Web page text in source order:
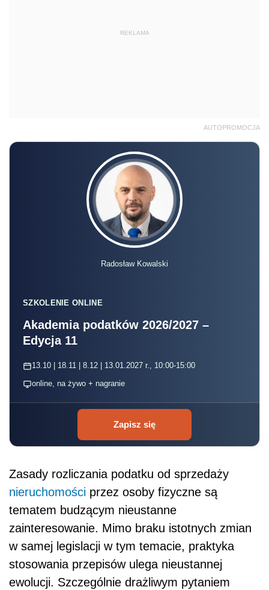
REKLAMA
AUTOPROMOCJA
Radosław Kowalski
SZKOLENIE ONLINE
Akademia podatków 2026/2027 –
Edycja 11
13.10 | 18.11 | 8.12 | 13.01.2027 r., 10:00-15:00
online, na żywo + nagranie
Zapisz się
Zasady rozliczania podatku od sprzedaży
nieruchomości przez osoby fizyczne są
tematem budzącym nieustanne
zainteresowanie. Mimo braku istotnych zmian
w samej legislacji w tym temacie, praktyka
stosowania przepisów ulega nieustannej
ewolucji. Szczególnie drażliwym pytaniem